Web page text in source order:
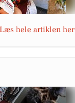
Læs hele artiklen her